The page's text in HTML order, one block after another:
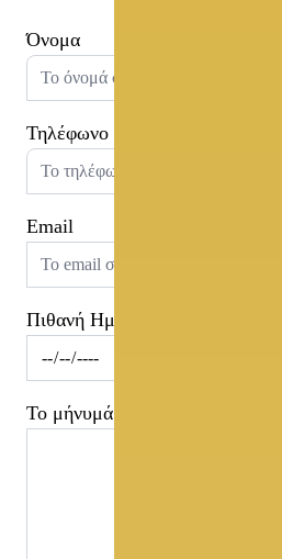
Όνομα
Τηλέφωνο
Email
Πιθανή Ημερομηνία
Το μήνυμά σας